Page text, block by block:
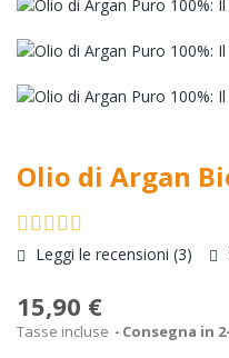
Olio di Argan
Leggi le recensioni (3)
15,90 €
Tasse incluse Consegna in